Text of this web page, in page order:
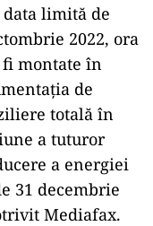
data limită de
2022, ora
fi montate în
de
totală în
a tuturor
a energiei
31 decembrie
Mediafax.